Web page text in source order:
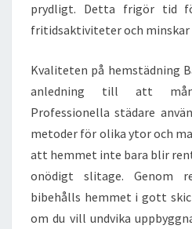
prydligt. Detta frigör tid
fritidsaktiviteter och minskar
Kvaliteten på hemstädning
anledning till att
Professionella städare
metoder för olika ytor och
att hemmet inte bara blir
onödigt slitage. Genom
bibehålls hemmet i gott
om du vill undvika